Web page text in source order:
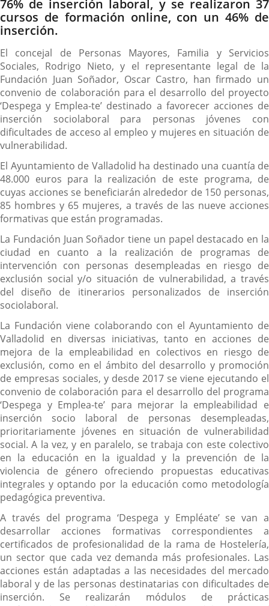
76% de inserción laboral, y se realizaron 37
cursos de formación online, con un 46% de
inserción.
El concejal de Personas Mayores, Familia y Servicios
Sociales, Rodrigo Nieto, y el representante legal de la
Fundación Juan Soñador, Oscar Castro, han firmado un
convenio de colaboración para el desarrollo del proyecto
‘Despega y Emplea-te’ destinado a favorecer acciones de
inserción sociolaboral para personas jóvenes con
dificultades de acceso al empleo y mujeres en situación de
vulnerabilidad.
El Ayuntamiento de Valladolid ha destinado una cuantía de
48.000 euros para la realización de este programa, de
cuyas acciones se beneficiarán alrededor de 150 personas,
85 hombres y 65 mujeres, a través de las nueve acciones
formativas que están programadas.
La Fundación Juan Soñador tiene un papel destacado en la
ciudad en cuanto a la realización de programas de
intervención con personas desempleadas en riesgo de
exclusión social y/o situación de vulnerabilidad, a través
del diseño de itinerarios personalizados de inserción
sociolaboral.
La Fundación viene colaborando con el Ayuntamiento de
Valladolid en diversas iniciativas, tanto en acciones de
mejora de la empleabilidad en colectivos en riesgo de
exclusión, como en el ámbito del desarrollo y promoción
de empresas sociales, y desde 2017 se viene ejecutando el
convenio de colaboración para el desarrollo del programa
‘Despega y Emplea-te’ para mejorar la empleabilidad e
inserción socio laboral de personas desempleadas,
prioritariamente jóvenes en situación de vulnerabilidad
social. A la vez, y en paralelo, se trabaja con este colectivo
en la educación en la igualdad y la prevención de la
violencia de género ofreciendo propuestas educativas
integrales y optando por la educación como metodología
pedagógica preventiva.
A través del programa ‘Despega y Empléate’ se van a
desarrollar acciones formativas correspondientes a
certificados de profesionalidad de la rama de Hostelería,
un sector que cada vez demanda más profesionales. Las
acciones están adaptadas a las necesidades del mercado
laboral y de las personas destinatarias con dificultades de
inserción. Se realizarán módulos de prácticas